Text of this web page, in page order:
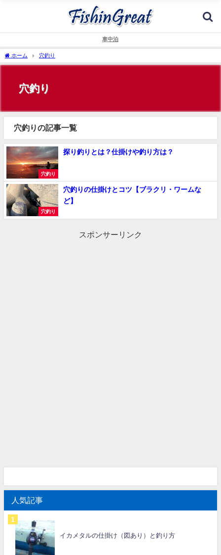
車中泊
ホーム 穴釣り
穴釣り
穴釣りの記事一覧
穴釣り
探り釣りとは？仕掛けや釣り方は？
穴釣り
穴釣りの仕掛けとコツ【ブラクリ・ワームな
ど】
スポンサーリンク
人気記事
イカメタルの仕掛け（図あり）と釣り方